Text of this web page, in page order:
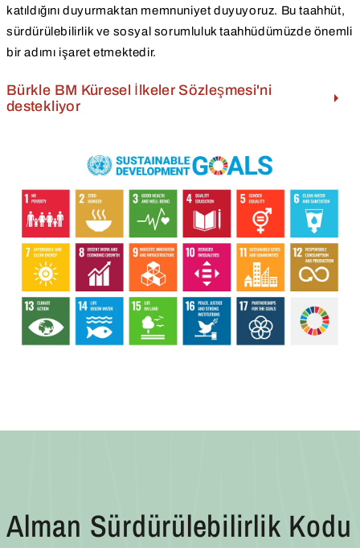
katıldığını duyurmaktan memnuniyet duyuyoruz. Bu taahhüt,
sürdürülebilirlik ve sosyal sorumluluk taahhüdümüzde önemli
bir adımı işaret etmektedir.
Bürkle BM Küresel İlkeler Sözleşmesi'ni
destekliyor
Alman Sürdürülebilirlik Kodu